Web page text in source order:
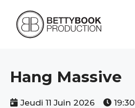
contenu
Hang Massive
Jeudi 11 Juin 2026
19:30